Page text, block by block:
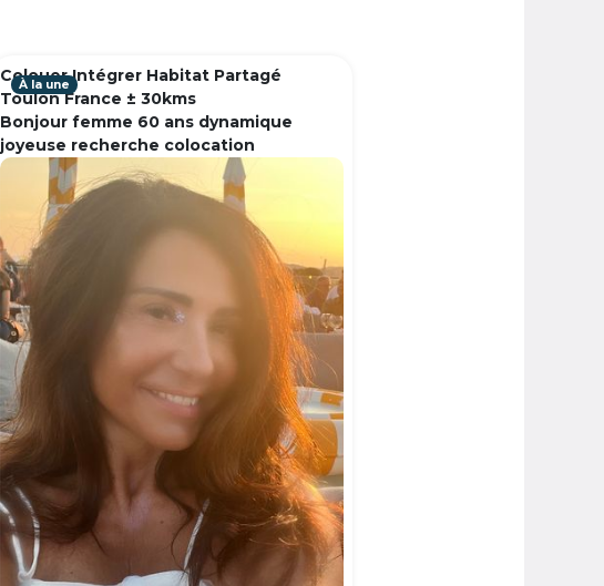
Colouer Intégrer Habitat Partagé
Toulon France ± 30kms
Bonjour femme 60 ans dynamique
joyeuse recherche colocation
À la une